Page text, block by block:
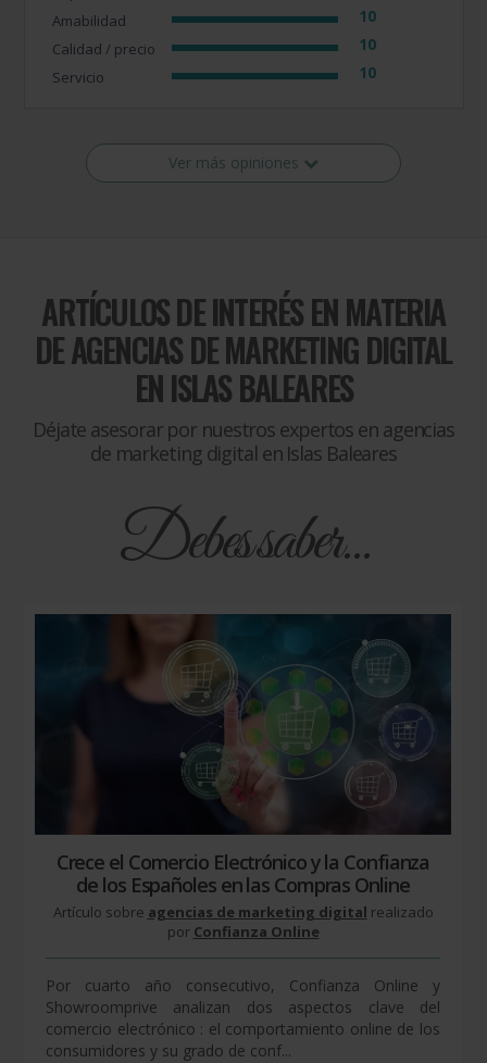
Amabilidad
10
Calidad / precio 10
Servicio 10
Ver más opiniones
ARTÍCULOS DE INTERÉS EN MATERIA
DEAGENCIAS DE MARKETING DIGITAL
EN ISLAS BALEARES
Déjate asesorar por nuestros expertos en agencias
de marketing digital en Islas Baleares
Debes saber...
Crece el Comercio Electrónico y la Confianza
de los Españoles en las Compras Online
Artículo sobre agencias de marketing digital realizado
por Confianza Online
Por cuarto año consecutivo, Confianza Online y
Showroomprive analizan dos aspectos clave del
comercio electrónico : el comportamiento online de los
consumidores y su grado de conf...